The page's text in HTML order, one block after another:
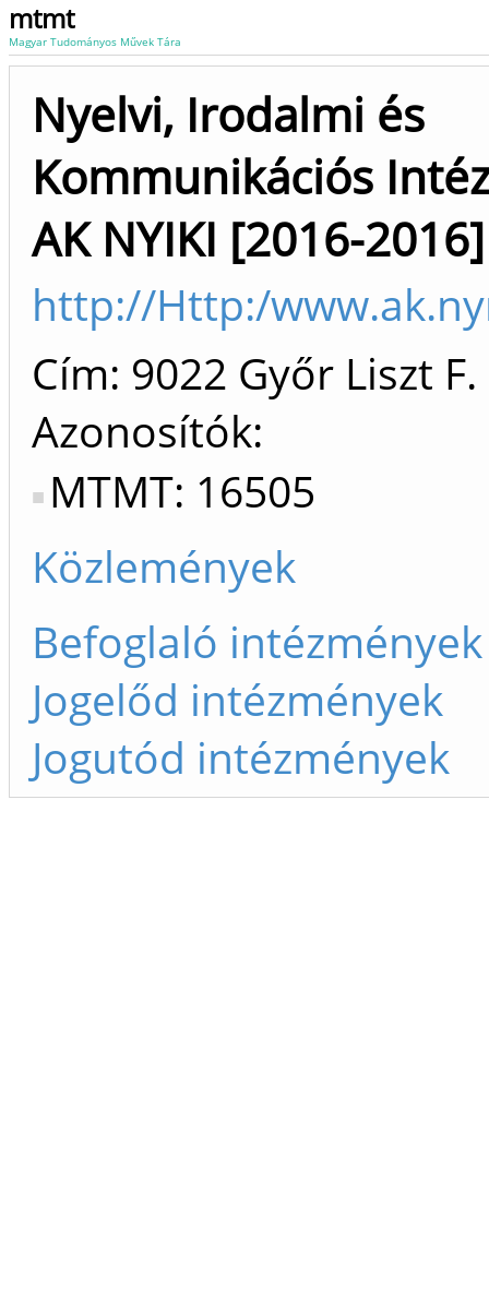
mtmt
Magyar Tudományos Művek Tára
Nyelvi, Irodalmi és
Kommunikációs
AK NYIKI [2016-2016]
http://Http:/
Cím: 9022 Győr Liszt
Azonosítók
MTMT: 16505
Közlemények
Befoglaló intézmények
Jogelőd intézmények
Jogutód intézmények